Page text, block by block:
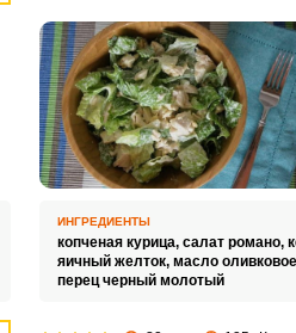
ИНГРЕДИЕНТЫ
копченая курица, салат романо,
яичный желток, масло
перец черный молотый
Забыли пароль?